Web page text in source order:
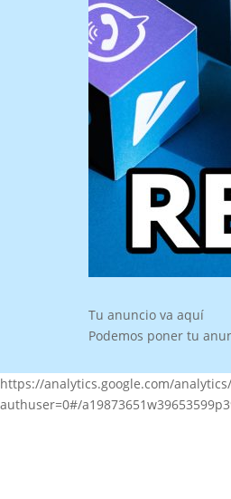
Tu anuncio va aquí
Podemos poner tu
https://analytics.google.com/
authuser=0#/